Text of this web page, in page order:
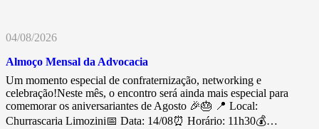
04/08/2026
Almoço Mensal da Advocacia
Um momento especial de confraternização, networking e
celebração!Neste mês, o encontro será ainda mais especial para
comemorar os aniversariantes de Agosto 🎉🎂 📍 Local:
Churrascaria Limozini📅 Data: 14/08⏰ Horário: 11h30💰…